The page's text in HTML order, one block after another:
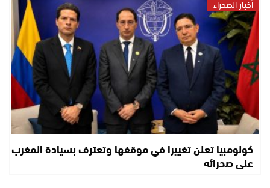
أخبار الصحراء
كولومبيا تعلن تغييرا في موقفها وتعترف بسيادة المغرب
على صحرائه